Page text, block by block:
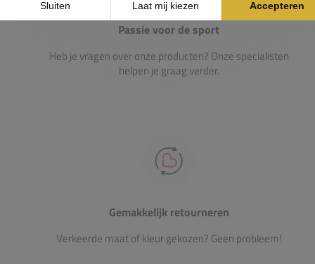
Passie voor de sport
Heb je vragen over onze producten? Onze specialisten
helpen je graag verder.
Gemakkelijk retourneren
Verkeerde maat of kleur gekozen? Geen probleem!